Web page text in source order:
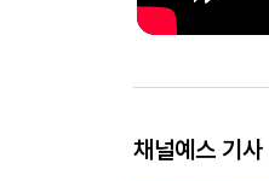
채널예스 기사